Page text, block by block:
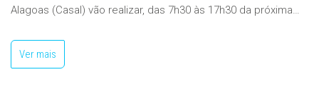
Alagoas (Casal) vão realizar, das 7h30 às 17h30 da próxima…
Ver mais